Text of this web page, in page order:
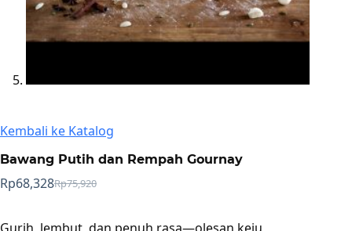
Kembali ke Katalog
Bawang Putih dan Rempah Gournay
Rp75,920
Harga
adalah:
Rp68,328Harga
ini